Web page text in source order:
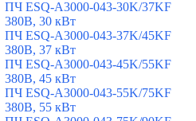
ПЧ ESQ-A3000-043-30K/37KF
380В, 30 кВт
ПЧ ESQ-A3000-043-37K/45KF
380В, 37 кВт
ПЧ ESQ-A3000-043-45K/55KF
380В, 45 кВт
ПЧ ESQ-A3000-043-55K/75KF
380В, 55 кВт